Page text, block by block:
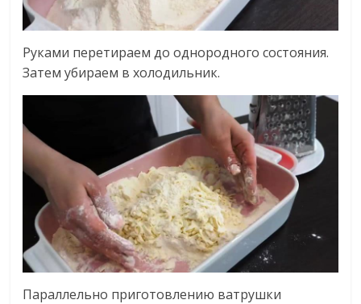
Руками перетираем до однородного состояния.
Затем убираем в холодильник.
Параллельно приготовлению ватрушки